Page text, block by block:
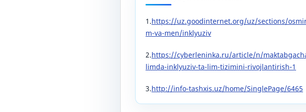
1.https://uz.goodinternet.org/uz/sections/
m-va-men/inklyuziv
2.https://cyberleninka.ru/article/n/
limda-inklyuziv-ta-lim-tizimini-rivojlantirish-1
3.http://info-tashxis.uz/home/SinglePage/6465